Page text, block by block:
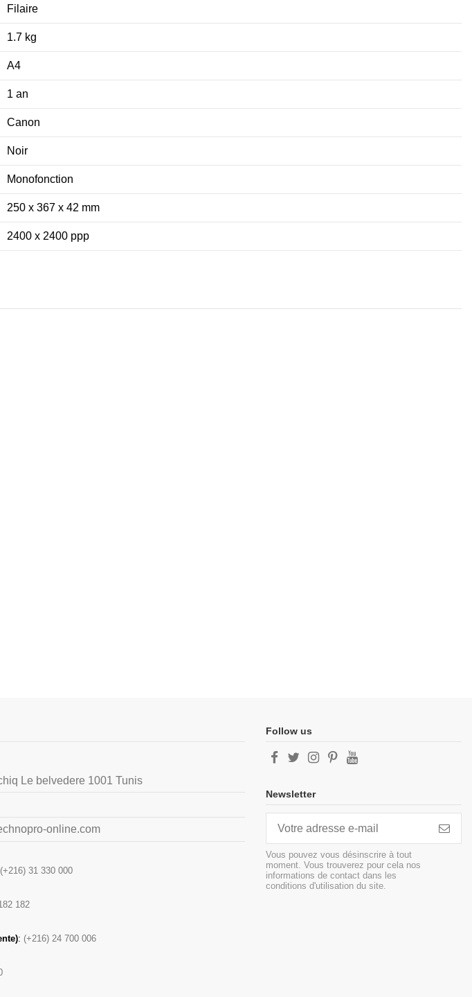
Filaire
1.7 kg
A4
1 an
Canon
Noir
Monofonction
250 x 367 x 42 mm
2400 x 2400 ppp
Le belvedere 1001 Tunis
online.com
(+216) 31 330 000
182
: (+216) 24 700 006
Follow us
Newsletter
Vous pouvez vous désinscrire à tout
moment. Vous trouverez pour cela nos
informations de contact dans les
conditions d'utilisation du site.